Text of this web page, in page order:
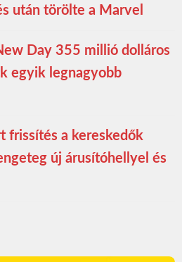
után törölte a Marvel
Day 355 millió dolláros
egyik legnagyobb
frissítés a kereskedők
új árusítóhellyel és